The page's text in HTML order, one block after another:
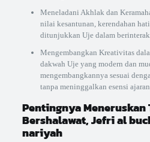
Meneladani Akhlak dan
nilai kesantunan, kerendahan
ditunjukkan Uje dalam
Mengembangkan Kreativitas
dakwah Uje yang modern dan
mengembangkannya sesuai
tanpa meninggalkan esensi
Pentingnya Meneruskan
Bershalawat, Jefri al
nariyah